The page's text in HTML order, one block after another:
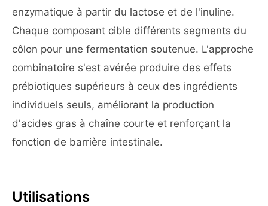
enzymatique à partir du lactose et de l'inuline.
Chaque composant cible différents segments du
côlon pour une fermentation soutenue. L'approche
combinatoire s'est avérée produire des effets
prébiotiques supérieurs à ceux des ingrédients
individuels seuls, améliorant la production
d'acides gras à chaîne courte et renforçant la
fonction de barrière intestinale.
Utilisations